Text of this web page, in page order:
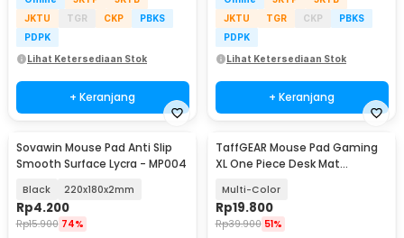
JKTU
TGR CKP
PBKS
PDPK
Lihat Ketersediaan Stok
+ Keranjang
JKTU
TGR CKP
PBKS
PDPK
Lihat Ketersediaan Stok
+ Keranjang
Sovawin Mouse Pad Anti Slip
Smooth Surface Lycra - MP004
Black 220x180x2mm
Rp4.200
Rp15.900 74%
TaffGEAR Mouse Pad Gaming
XL One Piece Desk Mat
Multi-Color
Rp19.800
Rp39.900 51%